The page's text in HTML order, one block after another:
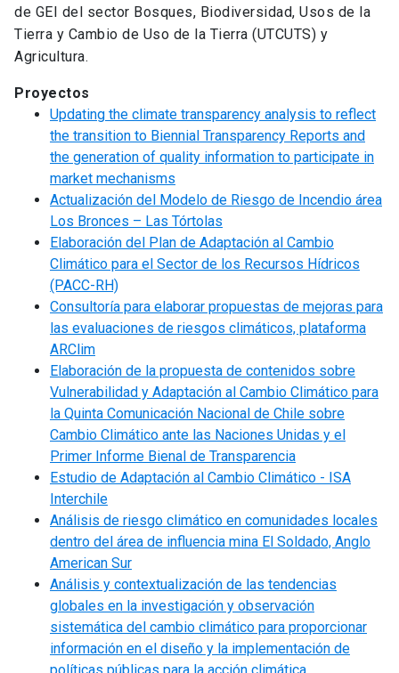
de GEI del sector Bosques, Biodiversidad, Usos de la
Tierra y Cambio de Uso de la Tierra (UTCUTS) y
Agricultura.
Proyectos
Updating the climate transparency analysis to reflect
the transition to Biennial Transparency Reports and
the generation of quality information to participate in
market mechanisms
Actualización del Modelo de Riesgo de Incendio área
Los Bronces – Las Tórtolas
Elaboración del Plan de Adaptación al Cambio
Climático para el Sector de los Recursos Hídricos
(PACC-RH)
Consultoría para elaborar propuestas de mejoras para
las evaluaciones de riesgos climáticos, plataforma
ARClim
Elaboración de la propuesta de contenidos sobre
Vulnerabilidad y Adaptación al Cambio Climático para
la Quinta Comunicación Nacional de Chile sobre
Cambio Climático ante las Naciones Unidas y el
Primer Informe Bienal de Transparencia
Estudio de Adaptación al Cambio Climático - ISA
Interchile
Análisis de riesgo climático en comunidades locales
dentro del área de influencia mina El Soldado, Anglo
American Sur
Análisis y contextualización de las tendencias
globales en la investigación y observación
sistemática del cambio climático para proporcionar
información en el diseño y la implementación de